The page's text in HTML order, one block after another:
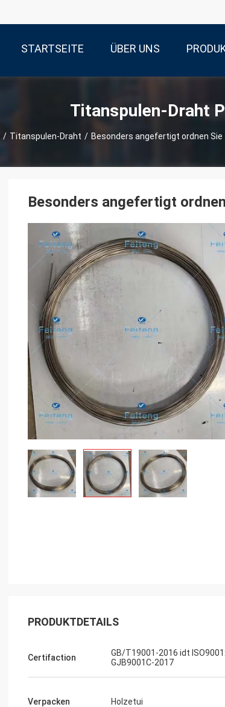
STARTSEITE ÜBER UNS
Titanspulen-Draht
/ Titanspulen-Draht / Besonders angefertigt ordnen
Besonders angefertigt
PRODUKTDETAILS
Certifaction
GB/T19001-2016 idt
GJB9001C-2017
Verpacken Holzetui